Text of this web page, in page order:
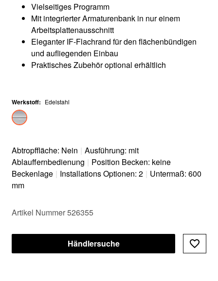
Vielseitiges Programm
Mit integrierter Armaturenbank in nur einem
Arbeitsplattenausschnitt
Eleganter IF-Flachrand für den flächenbündigen
und aufliegenden Einbau
Praktisches Zubehör optional erhältlich
Werkstoff: Edelstahl
Abtropffläche: Nein | Ausführung: mit
Ablauffernbedienung | Position Becken: keine
Beckenlage | Installations Optionen: 2 | Untermaß: 600
mm
Artikel Nummer 526355
Händlersuche